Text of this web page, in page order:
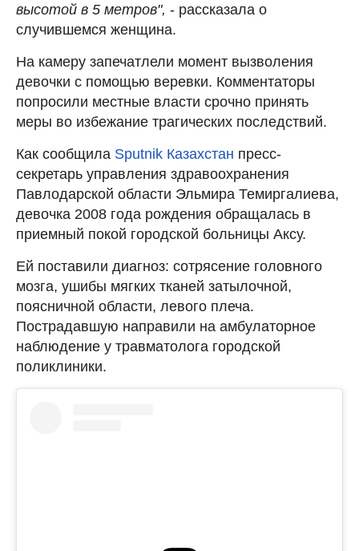
высотой в 5 метров", - рассказала о
случившемся женщина.
На камеру запечатлели момент вызволения
девочки с помощью веревки. Комментаторы
попросили местные власти срочно принять
меры во избежание трагических последствий.
Как сообщила Sputnik Казахстан пресс-
секретарь управления здравоохранения
Павлодарской области Эльмира Темиргалиева,
девочка 2008 года рождения обращалась в
приемный покой городской больницы Аксу.
Ей поставили диагноз: сотрясение головного
мозга, ушибы мягких тканей затылочной,
поясничной области, левого плеча.
Пострадавшую направили на амбулаторное
наблюдение у травматолога городской
поликлиники.